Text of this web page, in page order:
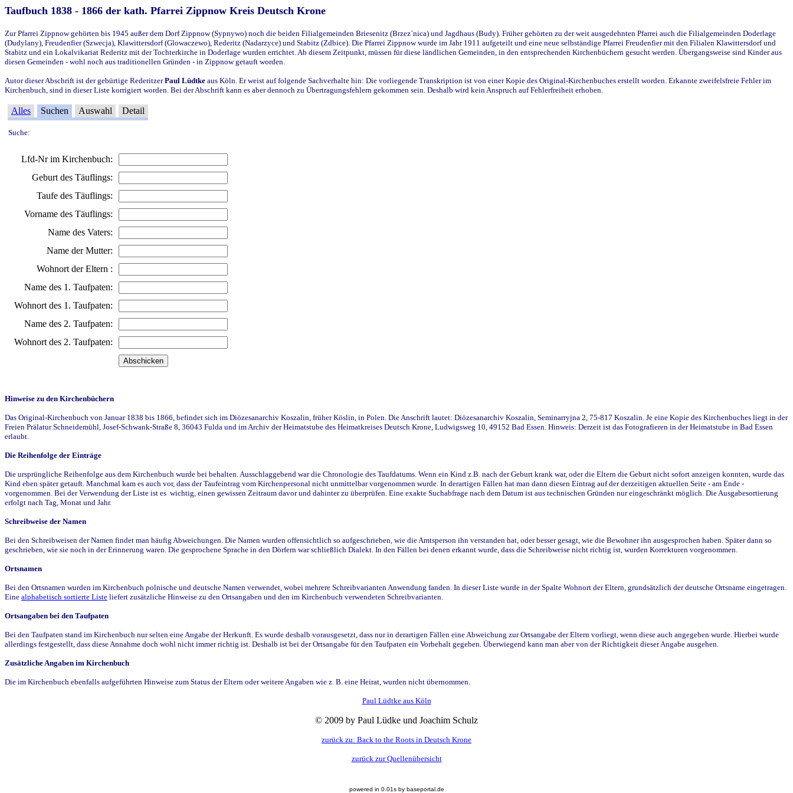
Taufbuch 1838 - 1866 der kath. Pfarrei Zippnow Kreis Deutsch Krone
Zur Pfarrei Zippnow gehörten bis 1945 außer dem Dorf Zippnow (Sypnywo) noch die beiden Filialgemeinden Briesenitz (Brzez`nica) und Jagdhaus (Budy). Früher gehörten zu der weit ausgedehnten Pfarrei auch die Filialgemeinden Doderlage
(Dudylany), Freudenfier (Szwecja), Klawittersdorf (Glowaczewo), Rederitz (Nadarzyce) und Stabitz (Zdbice). Die Pfarrei Zippnow wurde im Jahr 1911 aufgeteilt und eine neue selbständige Pfarrei Freudenfier mit den Filialen Klawittersdorf und
Stabitz und ein Lokalvikariat Rederitz mit der Tochterkirche in Doderlage wurden errichtet. Ab diesem Zeitpunkt, müssen für diese ländlichen Gemeinden, in den entsprechenden Kirchenbüchern gesucht werden. Übergangsweise sind Kinder aus
diesen Gemeinden - wohl noch aus traditionellen Gründen - in Zippnow getauft worden.
Autor dieser Abschrift ist der gebürtige RederitzerPaul Lüdtke aus Köln. Er weist auf folgende Sachverhalte hin: Die vorliegende Transkription ist von einer Kopie des Original-Kirchenbuches erstellt worden. Erkannte zweifelsfreie Fehler im
Kirchenbuch, sind in dieser Liste korrigiert worden. Bei der Abschrift kann es aber dennoch zu Übertragungsfehlern gekommen sein. Deshalb wird kein Anspruch auf Fehlerfreiheit erhoben.
Alles Suchen Auswahl Detail
Suche:
Lfd-Nr im Kirchenbuch:
Geburt des Täuflings:
Taufe des Täuflings:
Vorname des Täuflings:
Name des Vaters:
Name der Mutter:
Wohnort der Eltern :
Name des 1. Taufpaten:
Wohnort des 1. Taufpaten:
Name des 2. Taufpaten:
Wohnort des 2. Taufpaten:
Hinweise zu den Kirchenbüchern
Das Original-Kirchenbuch von Januar 1838 bis 1866, befindet sich im Diözesanarchiv Koszalin, früher Köslin, in Polen. Die Anschrift lautet: Diözesanarchiv Koszalin, Seminarryjna 2, 75-817 Koszalin. Je eine Kopie des Kirchenbuches liegt in der
Freien Prälatur Schneidemühl, Josef-Schwank-Straße 8, 36043 Fulda und im Archiv der Heimatstube des Heimatkreises Deutsch Krone, Ludwigsweg 10, 49152 Bad Essen. Hinweis: Derzeit ist das Fotografieren in der Heimatstube in Bad Essen
erlaubt.
Die Reihenfolge der Einträge
Die ursprüngliche Reihenfolge aus dem Kirchenbuch wurde bei behalten. Ausschlaggebend war die Chronologie des Taufdatums. Wenn ein Kind z.B. nach der Geburt krank war, oder die Eltern die Geburt nicht sofort anzeigen konnten, wurde das
Kind eben später getauft. Manchmal kam es auch vor, dass der Taufeintrag vom Kirchenpersonal nicht unmittelbar vorgenommen wurde. In derartigen Fällen hat man dann diesen Eintrag auf der derzeitigen aktuellen Seite - am Ende -
vorgenommen. Bei der Verwendung der Liste ist es wichtig, einen gewissen Zeitraum davor und dahinter zu überprüfen. Eine exakte Suchabfrage nach dem Datum ist aus technischen Gründen nur eingeschränkt möglich. Die Ausgabesortierung
erfolgt nach Tag, Monat und Jahr.
Schreibweise der Namen
Bei den Schreibweisen der Namen findet man häufig Abweichungen. Die Namen wurden offensichtlich so aufgeschrieben, wie die Amtsperson ihn verstanden hat, oder besser gesagt, wie die Bewohner ihn ausgesprochen haben. Später dann so
geschrieben, wie sie noch in der Erinnerung waren. Die gesprochene Sprache in den Dörfern war schließlich Dialekt. In den Fällen bei denen erkannt wurde, dass die Schreibweise nicht richtig ist, wurden Korrekturen vorgenommen.
Ortsnamen
Bei den Ortsnamen wurden im Kirchenbuch polnische und deutsche Namen verwendet, wobei mehrere Schreibvarianten Anwendung fanden. In dieser Liste wurde in der Spalte Wohnort der Eltern, grundsätzlich der deutsche Ortsname eingetragen.
Eine alphabetisch sortierte Liste liefert zusätzliche Hinweise zu den Ortsangaben und den im Kirchenbuch verwendeten Schreibvarianten.
Ortsangaben bei den Taufpaten
Bei den Taufpaten stand im Kirchenbuch nur selten eine Angabe der Herkunft. Es wurde deshalb vorausgesetzt, dass nur in derartigen Fällen eine Abweichung zur Ortsangabe der Eltern vorliegt, wenn diese auch angegeben wurde. Hierbei wurde
allerdings festgestellt, dass diese Annahme doch wohl nicht immer richtig ist. Deshalb ist bei der Ortsangabe für den Taufpaten ein Vorbehalt gegeben. Überwiegend kann man aber von der Richtigkeit dieser Angabe ausgehen.
Zusätzliche Angaben im Kirchenbuch
Die im Kirchenbuch ebenfalls aufgeführten Hinweise zum Status der Eltern oder weitere Angaben wie z. B. eine Heirat, wurden nicht übernommen.
Paul Lüdtke aus Köln
© 2009 by Paul Lüdke und Joachim Schulz
zurück zu: Back to the Roots in Deutsch Krone
zurück zur Quellenübersicht
powered in 0.01s by baseportal.de